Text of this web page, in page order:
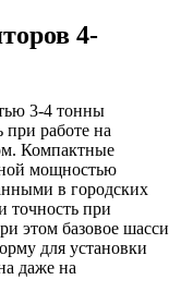
4-
3-4 тонны
работе на
Компактные
мощностью
в городских
точность при
этом базовое шасси
для установки
даже на